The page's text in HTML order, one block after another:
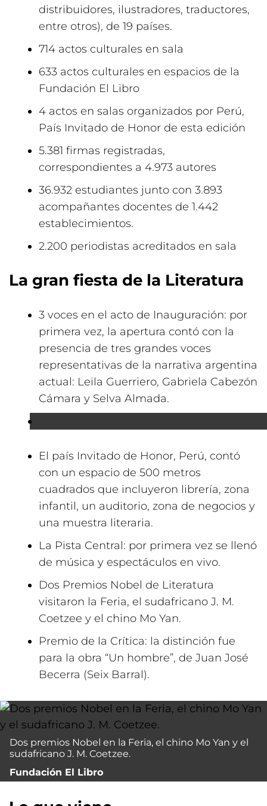
distribuidores, ilustradores, traductores,
entre otros), de 19 países.
714 actos culturales en sala
633 actos culturales en espacios de la
Fundación El Libro
4 actos en salas organizados por Perú,
País Invitado de Honor de esta edición
5.381 firmas registradas,
correspondientes a 4.973 autores
36.932 estudiantes junto con 3.893
acompañantes docentes de 1.442
establecimientos.
2.200 periodistas acreditados en sala
La gran fiesta de la Literatura
3 voces en el acto de Inauguración: por
primera vez, la apertura contó con la
presencia de tres grandes voces
representativas de la narrativa argentina
actual: Leila Guerriero, Gabriela Cabezón
Cámara y Selva Almada.
El país Invitado de Honor, Perú, contó
con un espacio de 500 metros
cuadrados que incluyeron librería, zona
infantil, un auditorio, zona de negocios y
una muestra literaria.
La Pista Central: por primera vez se llenó
de música y espectáculos en vivo.
Dos Premios Nobel de Literatura
visitaron la Feria, el sudafricano J. M.
Coetzee y el chino Mo Yan.
Premio de la Crítica: la distinción fue
para la obra “Un hombre”, de Juan José
Becerra (Seix Barral).
Dos premios Nobel en la Feria, el chino Mo Yan y el
sudafricano J. M. Coetzee.
Fundación El Libro